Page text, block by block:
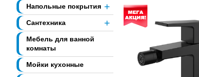
Напольные покрытия
Сантехника
Мебель для ванной
комнаты
Мойки кухонные